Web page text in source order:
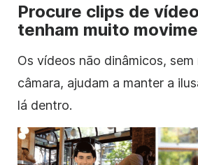
Procure clips de vídeo
tenham muito
Os vídeos não dinâmicos,
câmara, ajudam a manter a
lá dentro.